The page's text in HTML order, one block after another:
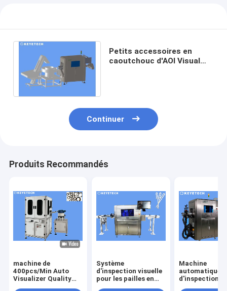
Petits accessoires en
caoutchouc d'AOI Visual
Continuer
Produits Recommandés
machine de
400pcs/Min Auto
Visualizer Quality
Système
d'inspection visuelle
pour les pailles en
Machine
automatique
d'inspection